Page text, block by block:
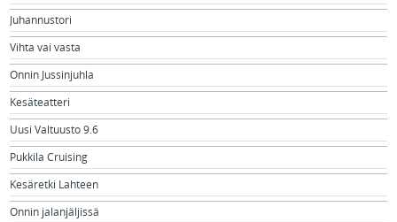
Juhannustori
Vihta vai vasta
Onnin Jussinjuhla
Kesäteatteri
Uusi Valtuusto 9.6
Pukkila Cruising
Kesäretki Lahteen
Onnin jalanjäljissä